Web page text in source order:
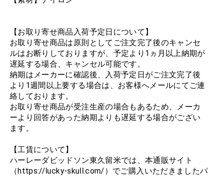
【お取り寄せ商品入荷予定日について】
お取り寄せ商品は原則としてご注文完了後のキャンセ
ルはお断りしておりますが、予定より1ヵ月以上納期が
遅延する場合、キャンセル可能です。
納期はメーカーに確認後、入荷予定日がご注文完了後
より1週間以上要する場合は、お客様へメールにてご連
絡しております。
お取り寄せ商品が受注生産の場合もあるため、メーカ
ーより回答があった納期よりも遅延する場合がござい
ます。
【工賃について】
ハーレーダビッドソン東久留米では、本通販サイト
（https://lucky-skull.com/）でご購入いただきましたパ